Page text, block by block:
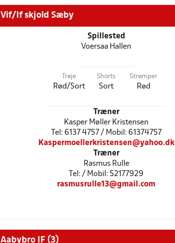
Vif/If skjold Sæby
Spillested
Voersaa Hallen
Trøje
Rød/Sort
Shorts
Sort
Strømper
Rød
Træner
Kasper Møller Kristensen
Tel: 6137 4757 / Mobil: 61374757
Kaspermoellerkristensen@yahoo.dk
Træner
Rasmus Rulle
Tel: / Mobil: 52177929
rasmusrulle13@gmail.com
Aabybro IF (3)